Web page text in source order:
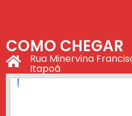
COMO CHEGAR
Rua Minervina
Itapoã